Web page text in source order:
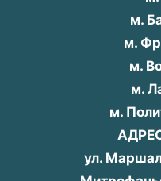
м.
м.
м.
м.
м.
ул.